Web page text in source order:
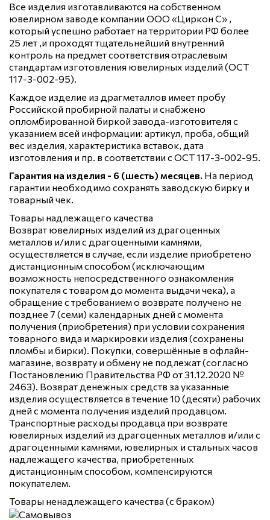
Все изделия изготавливаются на собственном
ювелирном заводе компании ООО «Циркон С» ,
который успешно работает на территории РФ более
25 лет ,и проходят тщательнейший внутренний
контроль на предмет соответствия отраслевым
стандартам изготовления ювелирных изделий (ОСТ
117-3-002-95).
Каждое изделие из драгметаллов имеет пробу
Российской пробирной палаты и снабжено
опломбированной биркой завода-изготовителя с
указанием всей информации: артикул, проба, общий
вес изделия, характеристика вставок, дата
изготовления и пр. в соответствии с ОСТ 117-3-002-95.
Гарантия на изделия - 6 (шесть) месяцев. На период
гарантии необходимо сохранять заводскую бирку и
товарный чек.
Товары надлежащего качества
Возврат ювелирных изделий из драгоценных
металлов и/или с драгоценными камнями,
осуществляется в случае, если изделие приобретено
дистанционным способом (исключающим
возможность непосредственного ознакомления
покупателя с товаром до момента выдачи чека), а
обращение с требованием о возврате получено не
позднее 7 (семи) календарных дней с момента
получения (приобретения) при условии сохранения
товарного вида и маркировки изделия (сохранены
пломбы и бирки). Покупки, совершённые в офлайн-
магазине, возврату и обмену не подлежат (согласно
Постановлению Правительства РФ от 31.12.2020 №
2463). Возврат денежных средств за указанные
изделия осуществляется в течение 10 (десяти) рабочих
дней с момента получения изделий продавцом.
Транспортные расходы продавца при возврате
ювелирных изделий из драгоценных металлов и/или с
драгоценными камнями, ювелирных и стальных часов
надлежащего качества, приобретенных
дистанционным способом, компенсируются
покупателем.
Товары ненадлежащего качества (с браком)